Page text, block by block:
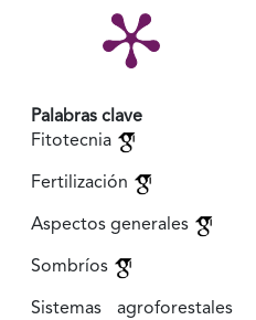
Palabras clave
Fitotecnia
Fertilización
Aspectos generales
Sombríos
Sistemas agroforestales